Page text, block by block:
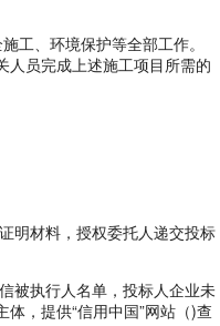
、环境保护等全部工作。
人员完成上述施工项目所需的
明材料，授权委托人递交投标
被执行人名单，投标人企业未
，提供“信用中国”网站（)查